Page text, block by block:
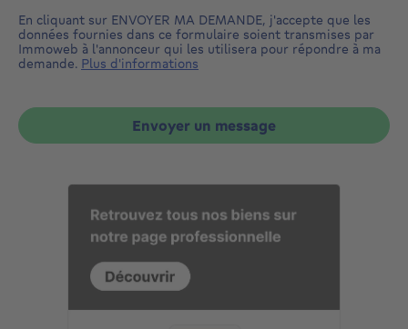
En cliquant sur ENVOYER MA DEMANDE, j'accepte que les
données fournies dans ce formulaire soient transmises par
Immoweb à l'annonceur qui les utilisera pour répondre à ma
demande. Plus d'informations
Envoyer un message